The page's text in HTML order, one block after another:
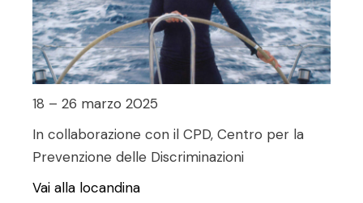
18 – 26 marzo 2025
In collaborazione con il CPD, Centro per la
Prevenzione delle Discriminazioni
Vai alla locandina